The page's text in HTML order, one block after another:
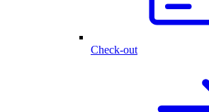
Check-out